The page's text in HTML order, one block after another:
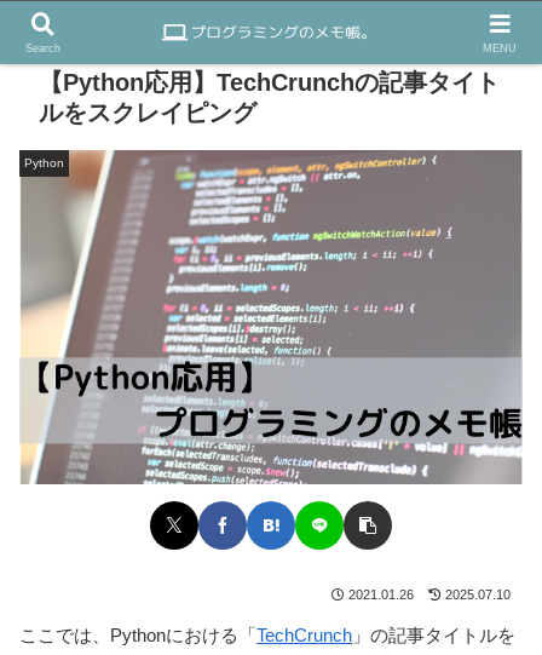
【Python応用】TechCrunchの記事タイト
ルをスクレイピング
Python
2021.01.26 2025.07.10
ここでは、Pythonにおける「TechCrunch 」の記事タイトルを
Search MENU